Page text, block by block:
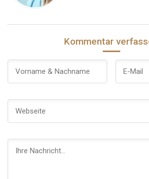
Kommentar